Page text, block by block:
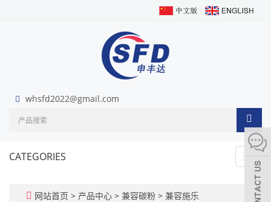
whsfd2022@gmail.com
CATEGORIES
网站首页 > 产品中心 > 兼容碳粉 > 兼容施乐